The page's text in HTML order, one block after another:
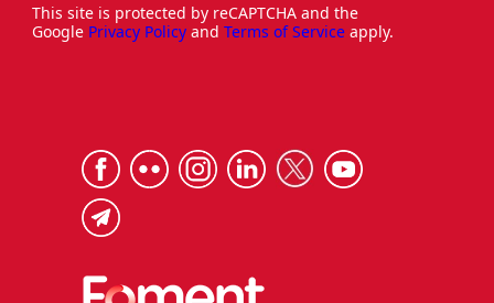
This site is protected by reCAPTCHA and the
Google Privacy Policy and Terms of Service apply.